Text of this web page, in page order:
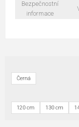
Bezpečnostní
informace
Černá
120 cm 130 cm